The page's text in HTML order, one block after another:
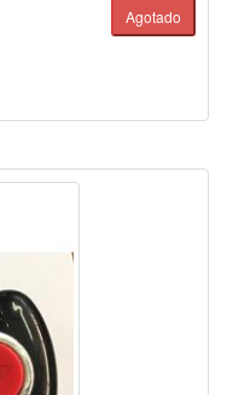
Agotado